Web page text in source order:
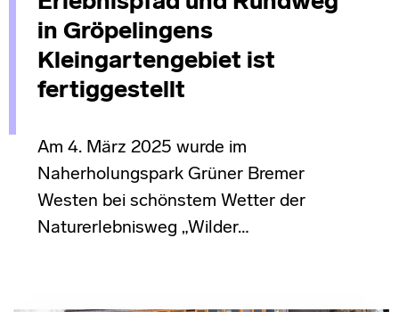
in Gröpelingens
Kleingartengebiet ist
fertiggestellt
Am 4. März 2025 wurde im
Naherholungspark Grüner Bremer
Westen bei schönstem Wetter der
Naturerlebnisweg „Wilder…